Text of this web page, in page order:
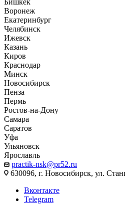
Бишкек
Воронеж
Екатеринбург
Челябинск
Ижевск
Казань
Киров
Краснодар
Минск
Новосибирск
Пенза
Пермь
Ростов-на-Дону
Самара
Саратов
Уфа
Ульяновск
Ярославль
practik-nsk@pr52.ru
630096, г. Новосибирск, ул.
Вконтакте
Telegram